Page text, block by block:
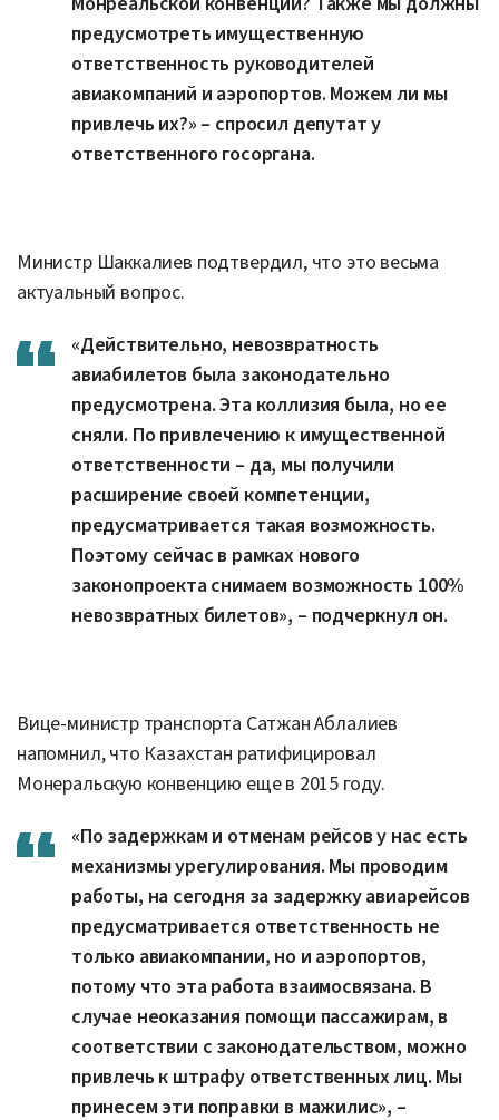
предусмотреть имущественную
ответственность руководителей
авиакомпаний и аэропортов. Можем ли мы
привлечь их?» – спросил депутат у
ответственного госоргана.
Министр Шаккалиев подтвердил, что это весьма
актуальный вопрос.
«Действительно, невозвратность
авиабилетов была законодательно
предусмотрена. Эта коллизия была, но ее
сняли. По привлечению к имущественной
ответственности – да, мы получили
расширение своей компетенции,
предусматривается такая возможность.
Поэтому сейчас в рамках нового
законопроекта снимаем возможность 100%
невозвратных билетов», – подчеркнул он.
Вице-министр транспорта Сатжан Аблалиев
напомнил, что Казахстан ратифицировал
Монеральскую конвенцию еще в 2015 году.
«По задержкам и отменам рейсов у нас есть
механизмы урегулирования. Мы проводим
работы, на сегодня за задержку авиарейсов
предусматривается ответственность не
только авиакомпании, но и аэропортов,
потому что эта работа взаимосвязана. В
случае неоказания помощи пассажирам, в
соответствии с законодательством, можно
привлечь к штрафу ответственных лиц. Мы
принесем эти поправки в мажилис», –